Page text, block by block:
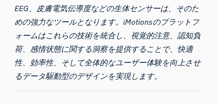
EEG、皮膚電気伝導度などの生体センサーは、そのた
めの強力なツールとなります。iMotionsのプラットフ
ォームはこれらの技術を統合し、視覚的注意、認知負
荷、感情状態に関する洞察を提供することで、快適
性、効率性、そして全体的なユーザー体験を向上させ
るデータ駆動型のデザインを実現します。